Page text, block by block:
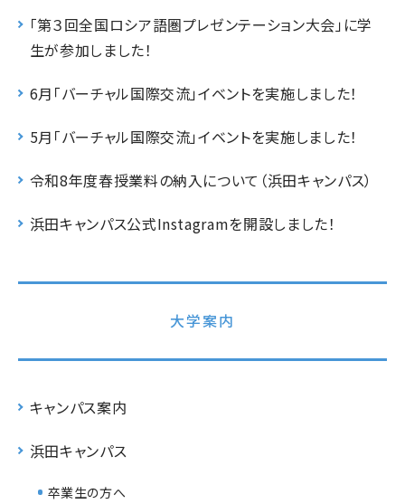
「第３回全国ロシア語圏プレゼンテーション大会」に学
生が参加しました！
6月「バーチャル国際交流」イベントを実施しました！
5月「バーチャル国際交流」イベントを実施しました！
令和8年度春授業料の納入について（浜田キャンパス）
浜田キャンパス公式Instagramを開設しました！
大学案内
キャンパス案内
浜田キャンパス
卒業生の方へ